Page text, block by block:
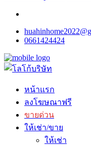
0661424424
หน้าแรก
ลงโฆษณาฟรี
ขายด่วน
ให้เช่า/ขาย
ให้เช่า